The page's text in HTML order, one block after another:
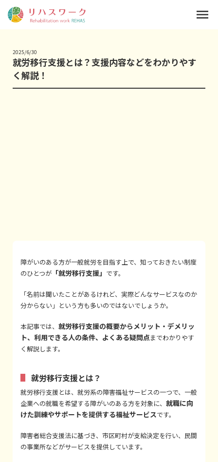
2025/6/30
就労移行支援とは？支援内容などをわかりやす
く解説！
障がいのある方が一般就労を目指す上で、知っておきたい制度
のひとつが 「就労移行支援」 です。
「名前は聞いたことがあるけれど、実際どんなサービスなのか
分からない」という方も多いのではないでしょうか。
本記事では、就労移行支援の概要からメリット・デメリッ
ト、利用できる人の条件、よくある疑問点までわかりやす
く解説します。
就労移行支援とは？
就労移行支援とは、就労系の障害福祉サービスの一つで、一般
企業への就職を希望する障がいのある方を対象に、就職に向
けた訓練やサポートを提供する福祉サービスです。
障害者総合支援法に基づき、市区町村が支給決定を行い、民間
の事業所などがサービスを提供しています。
menu